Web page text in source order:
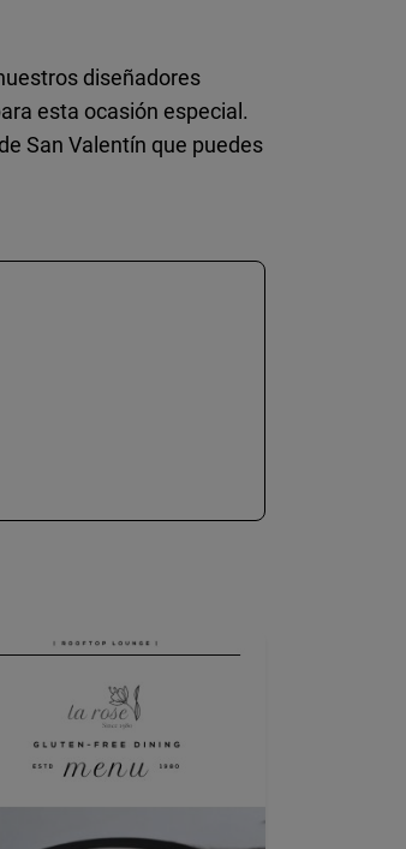
diseñadores
esta ocasión especial.
San Valentín que puedes